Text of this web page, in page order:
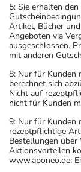
5: Sie erhalten
Artikel, Bücher
Angeboten via
ausgeschlossen.
mit anderen
8: Nur für Kunden
berechnet sich
Nicht auf
nicht für Kunden
9: Nur für Kunden
rezeptpflichtige
Bestellungen über
Aktionsvorteilen
www.aponeo.de.